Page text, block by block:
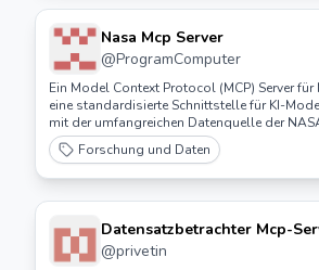
Nasa Mcp Server
@ProgramComputer
Ein Model Context Protocol (MCP) Server
eine standardisierte Schnittstelle für KI-
mit der umfangreichen Datenquelle der
Forschung und Daten
Datensatzbetrachter Mcp-
@privetin